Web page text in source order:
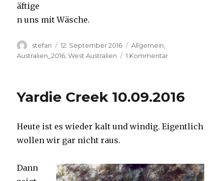
äftige
n uns mit Wäsche.
Autor
stefan
Veröffentlicht
am
12. September 2016 Kategorien
Allgemein
Australien_2016 ,West Australien 1 Kommentarzu
Yardie Creek 10.09.2016
Heute ist es wieder kalt und windig. Eigentlich
wollen wir gar nicht raus.
Dann